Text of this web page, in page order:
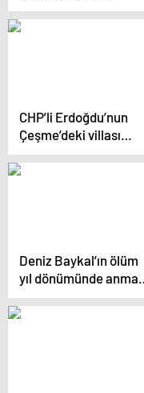
geçirmek tek
gündemleri
CHP’li Erdoğdu’nun
Çeşme’deki villası
mühürlendi
Deniz Baykal’ın ölüm
yıl dönümünde anma
töreni düzenlendi